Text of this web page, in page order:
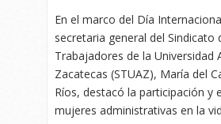
En el marco del Día
secretaria general del Sindicato
Trabajadores de la Universidad
Zacatecas (STUAZ), María del
Ríos, destacó la participación y
mujeres administrativas en la